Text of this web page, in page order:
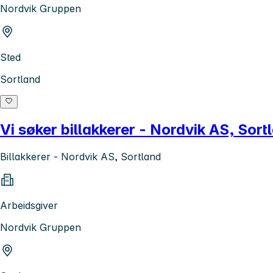
Nordvik Gruppen
Sted
Sortland
Vi søker billakkerer - Nordvik AS,
Billakkerer - Nordvik AS, Sortland
Arbeidsgiver
Nordvik Gruppen